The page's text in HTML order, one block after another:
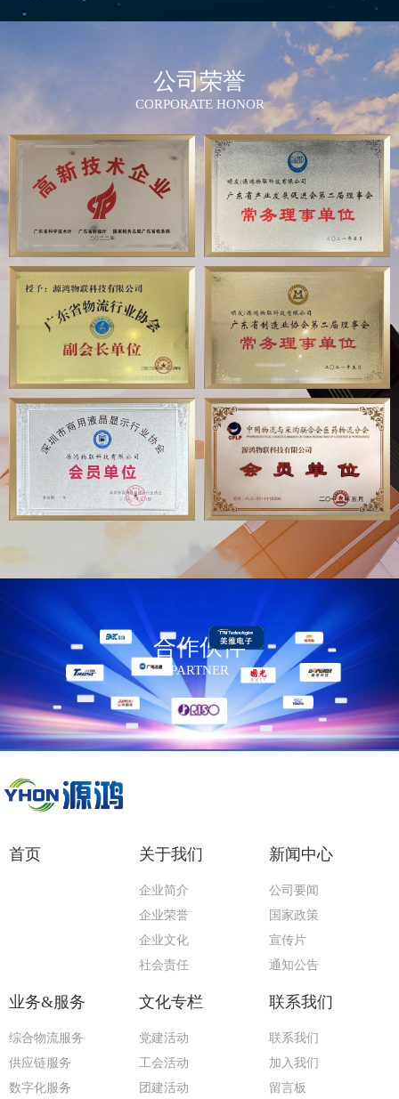
公司荣誉
CORPORATE HONOR
合作伙伴
PARTNER
首页 关于我们
企业简介
企业荣誉
企业文化
社会责任
新闻中心
公司要闻
国家政策
宣传片
通知公告
业务&服务
综合物流服务
供应链服务
数字化服务
文化专栏
党建活动
工会活动
团建活动
联系我们
联系我们
加入我们
留言板